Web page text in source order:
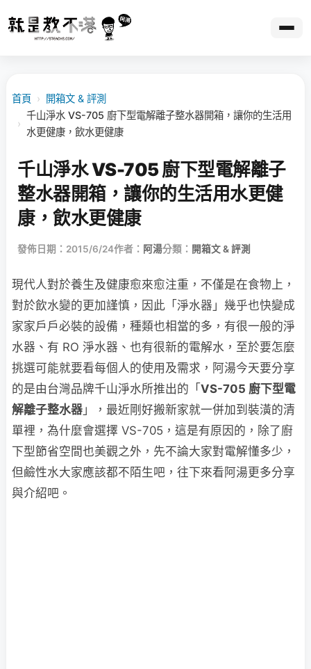
首頁 › 開箱文 & 評測
›
千山淨水 VS-705 廚下型電解離子整水器開箱，讓你的生活用
水更健康，飲水更健康
千山淨水 VS-705 廚下型電解離子
整水器開箱，讓你的生活用水更健
康，飲水更健康
發佈日期：2015/6/24作者： 阿湯分類： 開箱文 & 評測
現代人對於養生及健康愈來愈注重，不僅是在食物上，
對於飲水變的更加謹慎，因此「淨水器」幾乎也快變成
家家戶戶必裝的設備，種類也相當的多，有很一般的淨
水器、有 RO 淨水器、也有很新的電解水，至於要怎麼
挑選可能就要看每個人的使用及需求，阿湯今天要分享
的是由台灣品牌千山淨水所推出的「 VS-705 廚下型電
解離子整水器 」，最近剛好搬新家就一併加到裝潢的清
單裡，為什麼會選擇 VS-705，這是有原因的，除了廚
下型節省空間也美觀之外，先不論大家對電解懂多少，
但鹼性水大家應該都不陌生吧，往下來看阿湯更多分享
與介紹吧。